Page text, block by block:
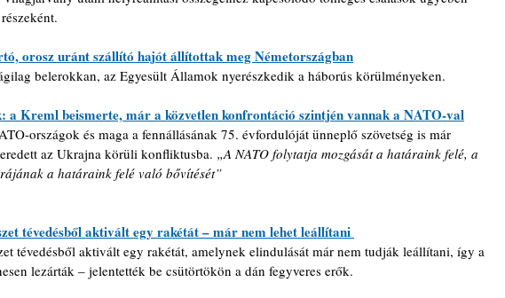
orosz uránt szállító hajót állítottak meg Németországban
belerokkan, az Egyesült Államok nyerészkedik a háborús körülményeken.
a Kreml beismerte, már a közvetlen konfrontáció szintjén vannak a NATO-val
országok és maga a fennállásának 75. évfordulóját ünneplő szövetség is már
az Ukrajna körüli konfliktusba. „A NATO folytatja mozgását a határaink felé, a
a határaink felé való bővítését”
tévedésből aktivált egy rakétát – már nem lehet leállítani
tévedésből aktivált egy rakétát, amelynek elindulását már nem tudják leállítani, így a
lezárták – jelentették be csütörtökön a dán fegyveres erők.